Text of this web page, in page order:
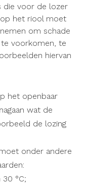
die voor de lozer
op het riool moet
om schade
voorkomen, te
hiervan
het openbaar
wat de
de lozing
onder andere
°C;